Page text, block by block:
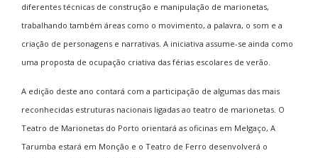
diferentes técnicas de construção e manipulação de marionetas,
trabalhando também áreas como o movimento, a palavra, o som e a
criação de personagens e narrativas. A iniciativa assume-se ainda como
uma proposta de ocupação criativa das férias escolares de verão.
A edição deste ano contará com a participação de algumas das mais
reconhecidas estruturas nacionais ligadas ao teatro de marionetas. O
Teatro de Marionetas do Porto orientará as oficinas em Melgaço, A
Tarumba estará em Monção e o Teatro de Ferro desenvolverá o